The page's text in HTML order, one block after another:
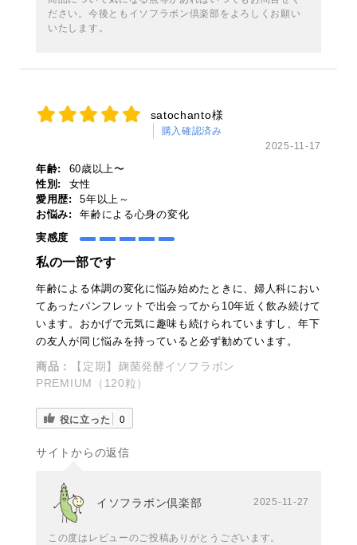
ださい。今後ともイソフラボン倶楽部をよろしくお願い
いたします。
satochanto様
購入確認済み
2025-11-17
年齢:
60歳以上〜
性別:
女性
愛用歴:
5年以上～
お悩み:
年齢による心身の変化
実感度
私の一部です
年齢による体調の変化に悩み始めたときに、婦人科におい
てあったパンフレットで出会ってから10年近く飲み続けて
います。おかげで元気に趣味も続けられていますし、年下
の友人が同じ悩みを持っていると必ず勧めています。
商品：
【定期】麹菌発酵イソフラボン
PREMIUM（120粒）
役に立った 0
サイトからの返信
イソフラボン倶楽部 2025-11-27
この度はレビューのご投稿ありがとうございます。